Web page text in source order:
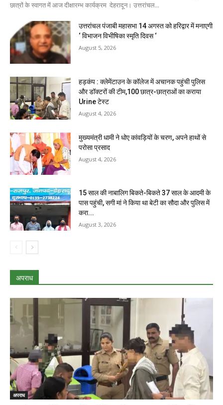
छात्रों के स्वागत में आज दीक्षारम्भ कार्यक्रम देहरादून। उत्तरांचल...
उत्तरांचल पंजाबी महासभा 14 अगस्त को हरिद्वार में मनाएगी
‘ विभाजन विभीषिका स्मृति दिवस ‘
August 5, 2026
हड़कंप : क्लेमेंटाउन के कॉलेज में अचानक पहुंची पुलिस
और डॉक्टरों की टीम,100 छात्र-छात्राओं का कराया
Urine टेस्ट
August 4, 2026
मुख्यमंत्री धामी ने धोए कांवड़ियों के चरण, अपने हाथों से
परोसा प्रसाद
August 4, 2026
15 साल की नाबालिग बिकते-बिकते 37 साल के आदमी के
पास पहुंची, सगी मां ने किया था बेटी का सौदा और पुलिस में
करा...
August 3, 2026
अपराध
अपराध